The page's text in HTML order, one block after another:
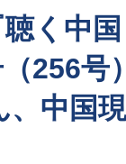
く中国
256
、中国